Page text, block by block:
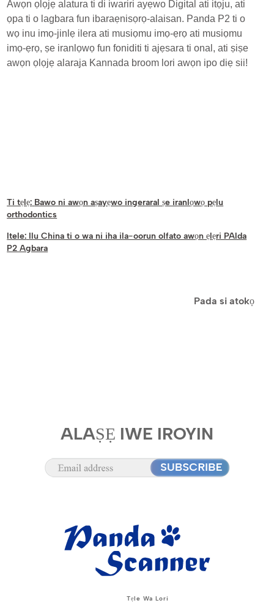
Awọn ọlọjẹ alatura ti di iwariri ayẹwo Digital ati itọju, ati
ọpa ti o lagbara fun ibaraẹnisọrọ-alaisan. Panda P2 ti o
wọ inu imọ-jinlẹ ilera ati musiọmu imọ-ẹrọ ati musiọmu
imọ-ẹrọ, ṣe iranlọwọ fun foniditi ti ajẹsara ti onal, ati ṣiṣe
awọn ọlọjẹ alaraja Kannada broom lori awọn ipo diẹ sii!
Ti tẹlẹ: Bawo ni awọn aṣayẹwo ingeraral ṣe iranlọwọ pẹlu
orthodontics
Itele: Ilu China ti o wa ni iha ila-oorun olfato awọn ẹlẹri PAlda
P2 Agbara
Pada si atokọ
ALAṢẸ IWE IROYIN
Tẹle Wa Lori